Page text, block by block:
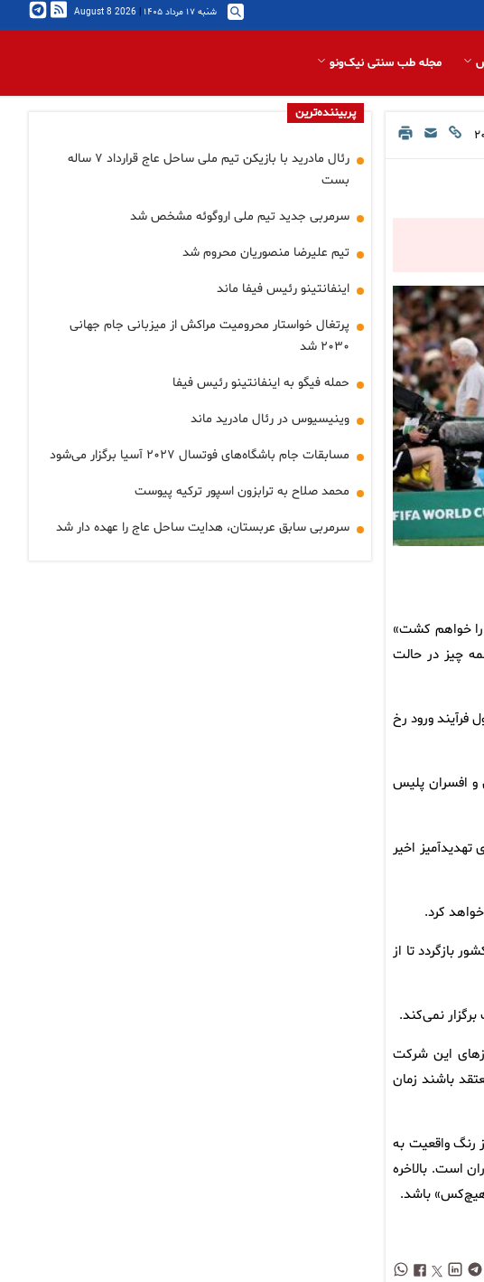
شنبه ۱۷ مرداد ۱۴۰۵ |
2026 August 8
مجله طب سنتی نیک‌ونو
را خواهم کشت»
چیز در حالت
فرآیند ورود رخ
اینچئون و افسران پلیس
اخیر
کرد.
بازگردد تا از
این شرکت
باشند زمان
رنگ واقعیت به
خشم هواداران است. بالاخره
باشد.
پربیننده‌ترین
رئال مادرید با بازیکن تیم ملی ساحل عاج قرارداد ۷ ساله
بست
سرمربی جدید تیم ملی اروگوئه مشخص شد
تیم علیرضا منصوریان محروم شد
اینفانتینو رئیس فیفا ماند
پرتغال خواستار محرومیت مراکش از میزبانی جام جهانی
۲۰۳۰ شد
حمله فیگو به اینفانتینو رئیس فیفا
وینیسیوس در رئال مادرید ماند
مسابقات جام باشگاه‌های فوتسال ۲۰۲۷ آسیا برگزار می‌شود
محمد صلاح به ترابزون اسپور ترکیه پیوست
سرمربی سابق عربستان، هدایت ساحل عاج را عهده دار شد